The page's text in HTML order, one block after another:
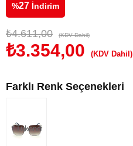
%27 İndirim
₺4.611,00 (KDV Dahil)
₺3.354,00 (KDV Dahil)
Farklı Renk Seçenekleri
Tükendi